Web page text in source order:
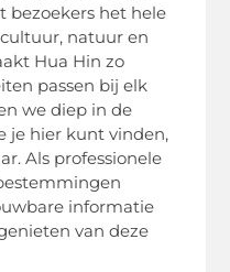
bezoekers het hele
natuur en
Hua Hin zo
passen bij elk
we diep in de
je hier kunt vinden,
Als professionele
informatie
van deze